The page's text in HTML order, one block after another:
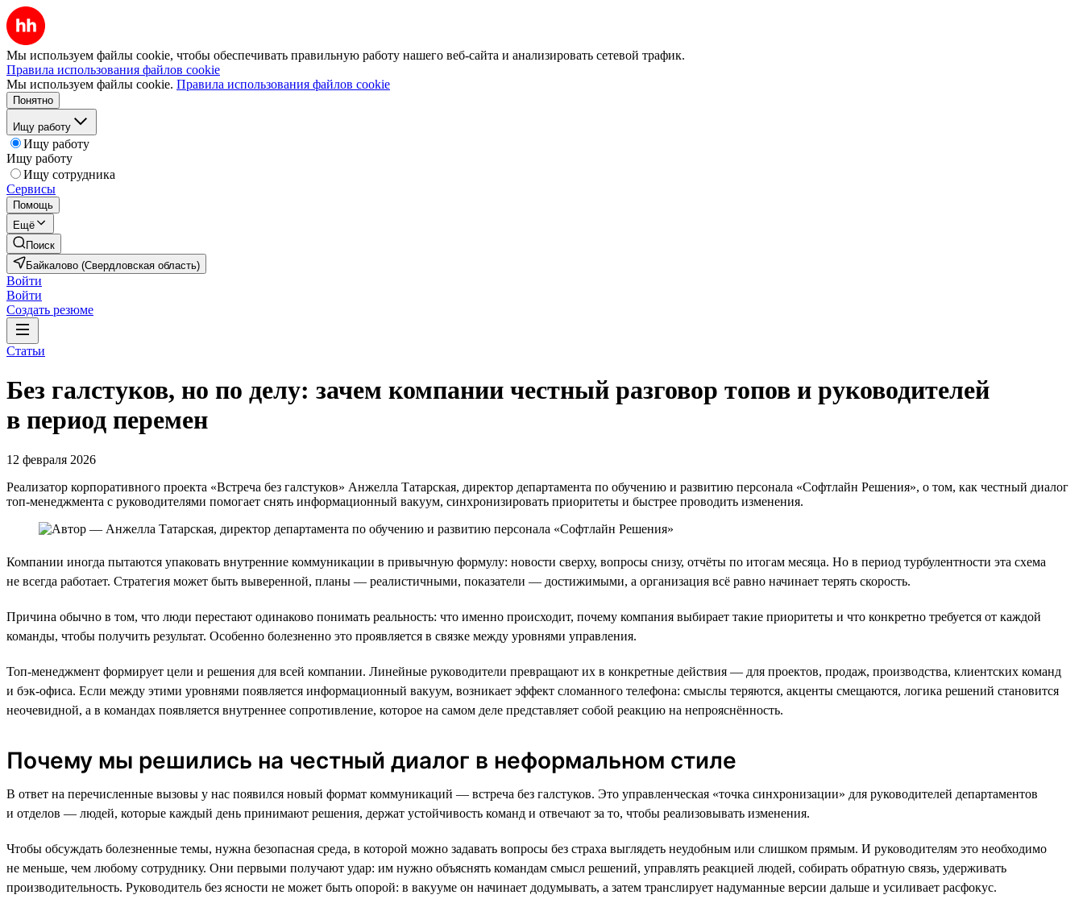
Мы используем файлы cookie, чтобы обеспечивать правильную работу нашего веб-сайта и анализировать сетевой трафик.
Правила использования файлов cookie
Мы используем файлы cookie. Правила использования файлов cookie
Понятно
Ищу работу
Ищу работу
Ищу работу
Ищу сотрудника
Сервисы
Помощь
Ещё
Поиск
Байкалово (Свердловская область)
Войти
Войти
Создать резюме
Статьи
Без галстуков, но по делу: зачем компании честный разговор топов и руководителей
в период перемен
12 февраля 2026
Реализатор корпоративного проекта «Встреча без галстуков» Анжелла Татарская, директор департамента по обучению и развитию персонала «Софтлайн Решения», о том, как честный диалог
топ-менеджмента с руководителями помогает снять информационный вакуум, синхронизировать приоритеты и быстрее проводить изменения.
Компании иногда пытаются упаковать внутренние коммуникации в привычную формулу: новости сверху, вопросы снизу, отчёты по итогам месяца. Но в период турбулентности эта схема
не всегда работает. Стратегия может быть выверенной, планы — реалистичными, показатели — достижимыми, а организация всё равно начинает терять скорость.
Причина обычно в том, что люди перестают одинаково понимать реальность: что именно происходит, почему компания выбирает такие приоритеты и что конкретно требуется от каждой
команды, чтобы получить результат. Особенно болезненно это проявляется в связке между уровнями управления.
Топ-менеджмент формирует цели и решения для всей компании. Линейные руководители превращают их в конкретные действия — для проектов, продаж, производства, клиентских команд
и бэк-офиса. Если между этими уровнями появляется информационный вакуум, возникает эффект сломанного телефона: смыслы теряются, акценты смещаются, логика решений становится
неочевидной, а в командах появляется внутреннее сопротивление, которое на самом деле представляет собой реакцию на непрояснённость.
Почему мы решились на честный диалог в неформальном стиле
В ответ на перечисленные вызовы у нас появился новый формат коммуникаций — встреча без галстуков. Это управленческая «точка синхронизации» для руководителей департаментов
и отделов — людей, которые каждый день принимают решения, держат устойчивость команд и отвечают за то, чтобы реализовывать изменения.
Чтобы обсуждать болезненные темы, нужна безопасная среда, в которой можно задавать вопросы без страха выглядеть неудобным или слишком прямым. И руководителям это необходимо
не меньше, чем любому сотруднику. Они первыми получают удар: им нужно объяснять командам смысл решений, управлять реакцией людей, собирать обратную связь, удерживать
производительность. Руководитель без ясности не может быть опорой: в вакууме он начинает додумывать, а затем транслирует надуманные версии дальше и усиливает расфокус.